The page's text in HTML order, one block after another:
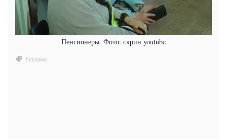
Пенсионеры. Фото: скрин youtube